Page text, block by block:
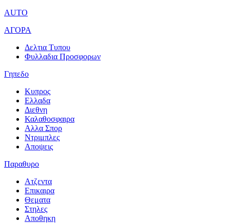
AUTO
ΑΓΟΡΑ
Δελτια Τυπου
Φυλλαδια Προσφορων
Γηπεδο
Κυπρος
Ελλαδα
Διεθνη
Καλαθοσφαιρα
Αλλα Σπορ
Ντριμπλες
Αποψεις
Παραθυρο
Ατζεντα
Επικαιρα
Θεματα
Στηλες
Αποθηκη